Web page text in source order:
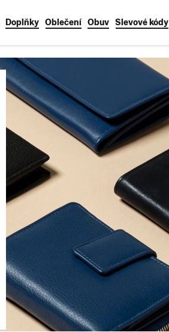
Doplňky Oblečení Obuv Slevové kódy